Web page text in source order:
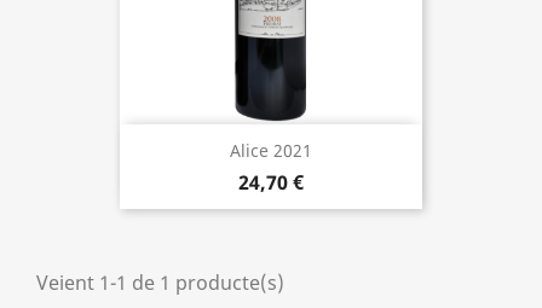
Alice 2021
24,70 €
Veient 1-1 de 1 producte(s)